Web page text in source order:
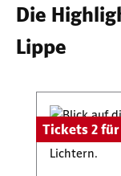
Die
Lippe
Tickets 2 für